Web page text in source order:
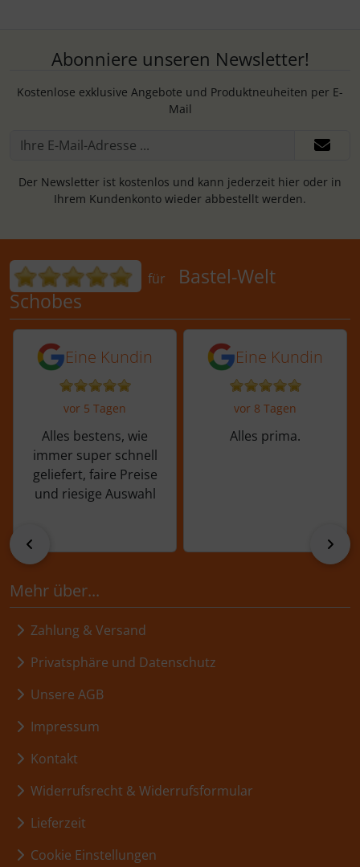
Abonniere unseren Newsletter!
Kostenlose exklusive Angebote und Produktneuheiten per E-
Mail
Der Newsletter ist kostenlos und kann jederzeit hier oder in
Ihrem Kundenkonto wieder abbestellt werden.
Bewertungen für Bastel-Welt
für
Bastel-Welt
Schobes
5 von 5 Sternen von einer Kundin vor
Eine Kundin
vor 5 Tagen
Alles bestens, wie
immer super schnell
geliefert, faire Preise
und riesige Auswahl
5 von 5 Sternen
Eine Kundin
vor 8 Tagen
Alles prima.
vor
Mehr über...
Zahlung & Versand
Privatsphäre und Datenschutz
Unsere AGB
Impressum
Kontakt
Widerrufsrecht & Widerrufsformular
Lieferzeit
Cookie Einstellungen